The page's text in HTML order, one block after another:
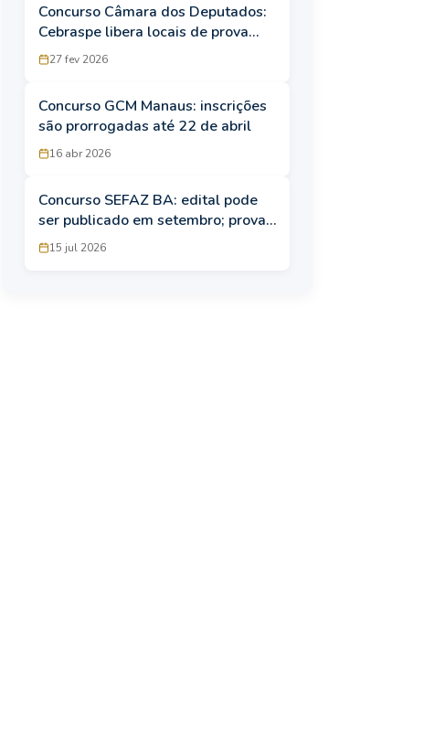
Concurso Câmara dos Deputados:
Cebraspe libera locais de prova
para técnico e analista
27 fev 2026
Concurso GCM Manaus: inscrições
são prorrogadas até 22 de abril
16 abr 2026
Concurso SEFAZ BA: edital pode
ser publicado em setembro; provas
devem ocorrer ainda em 2026
15 jul 2026